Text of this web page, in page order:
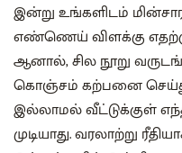
இன்று உங்களிடம்
எண்ணெய் விளக்கு
ஆனால், சில நூறு
கொஞ்சம் கற்பனை செய்து
இல்லாமல் வீட்டுக்குள்
முடியாது. வரலாற்று